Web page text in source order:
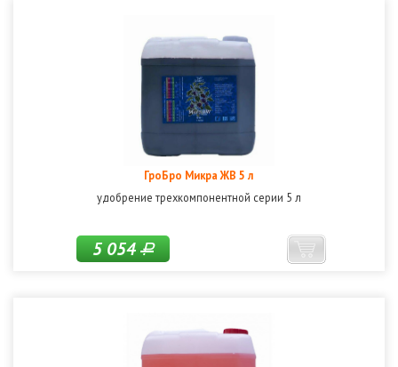
ГроБро Микра ЖВ 5 л
удобрение трехкомпонентной серии 5 л
5 054Р